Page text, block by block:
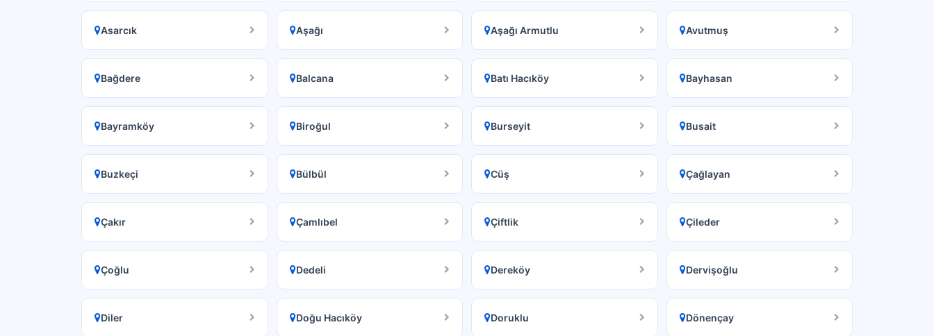
Asarcık Aşağı Aşağı Armutlu Avutmuş
Bağdere Balcana Batı Hacıköy Bayhasan
Bayramköy Biroğul Burseyit Busait
Buzkeçi Bülbül Cüş Çağlayan
Çakır Çamlıbel Çiftlik Çileder
Çoğlu Dedeli Dereköy Dervişoğlu
Diler Doğu Hacıköy Doruklu Dönençay